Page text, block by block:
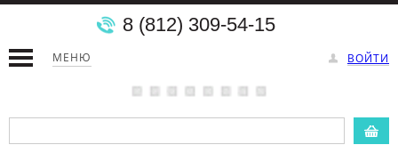
МЕНЮ ВОЙТИ
8 (812) 309-54-15